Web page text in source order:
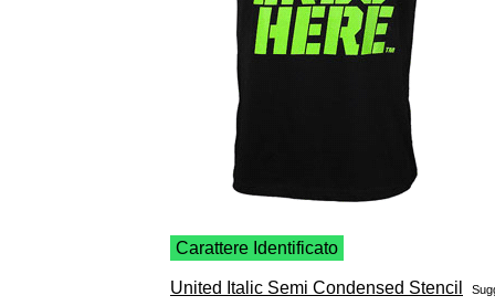
Carattere Identificato
United Italic Semi Condensed Stencil